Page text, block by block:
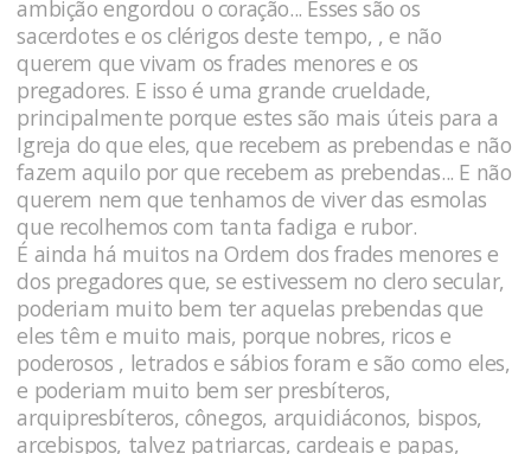
ambição engordou o coração... Esses são os
sacerdotes e os clérigos deste tempo, , e não
querem que vivam os frades menores e os
pregadores. E isso é uma grande crueldade,
principalmente porque estes são mais úteis para a
Igreja do que eles, que recebem as prebendas e não
fazem aquilo por que recebem as prebendas... E não
querem nem que tenhamos de viver das esmolas
que recolhemos com tanta fadiga e rubor.
É ainda há muitos na Ordem dos frades menores e
dos pregadores que, se estivessem no clero secular,
poderiam muito bem ter aquelas prebendas que
eles têm e muito mais, porque nobres, ricos e
poderosos , letrados e sábios foram e são como eles,
e poderiam muito bem ser presbíteros,
arquipresbíteros, cônegos, arquidiáconos, bispos,
arcebispos, talvez patriarcas, cardeais e papas,